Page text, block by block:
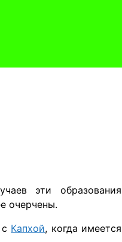
эти образования
очерчены.
Капхой, когда имеется